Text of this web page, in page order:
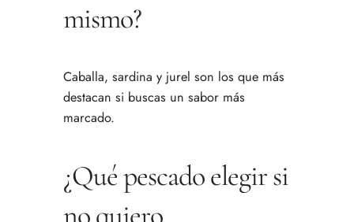
mismo?
Caballa, sardina y jurel son los que más
destacan si buscas un sabor más
marcado.
¿Qué pescado elegir si
no quiero